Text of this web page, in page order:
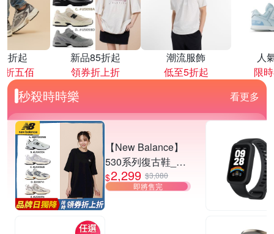
折起
折五佰
新品85折起
領券折上折
潮流服飾
低至5折起
人
限
秒殺時時樂 看更多
【New Balance】
530系列復古鞋_中
性_5款任選
(MR530EWB/U530
$2,299 $3,080
即將售完